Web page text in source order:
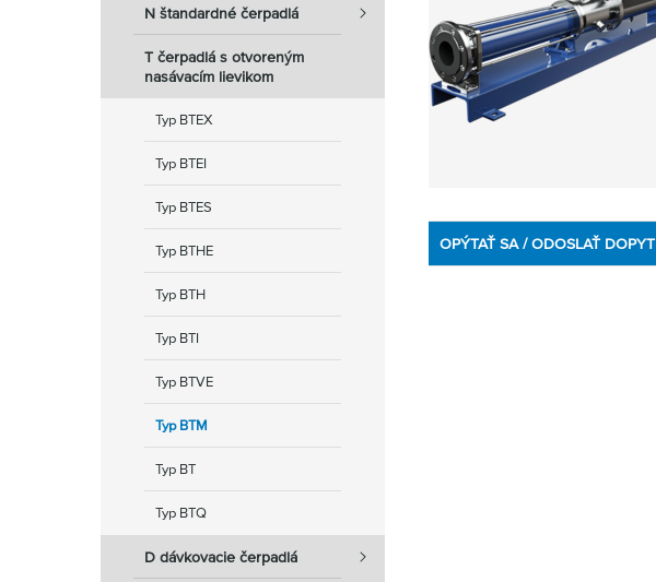
N štandardné čerpadlá
T čerpadlá s otvoreným
nasávacím lievikom
Typ BTEX
Typ BTEI
Typ BTES
Typ BTHE
Typ BTH
Typ BTI
Typ BTVE
Typ BTM
Typ BT
Typ BTQ
D dávkovacie čerpadlá
OPÝTAŤ SA / ODOSLAŤ DOPYT